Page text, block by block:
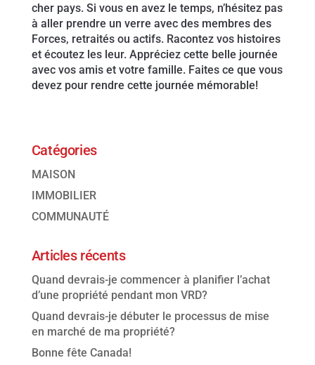
cher pays. Si vous en avez le temps, n’hésitez pas
à aller prendre un verre avec des membres des
Forces, retraités ou actifs. Racontez vos histoires
et écoutez les leur. Appréciez cette belle journée
avec vos amis et votre famille. Faites ce que vous
devez pour rendre cette journée mémorable!
Catégories
MAISON
IMMOBILIER
COMMUNAUTÉ
Articles récents
Quand devrais-je commencer à planifier l’achat
d’une propriété pendant mon VRD?
Quand devrais-je débuter le processus de mise
en marché de ma propriété?
Bonne fête Canada!